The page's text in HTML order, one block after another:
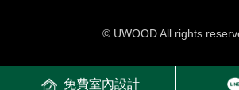
免費室內設計
© UWOOD All rights